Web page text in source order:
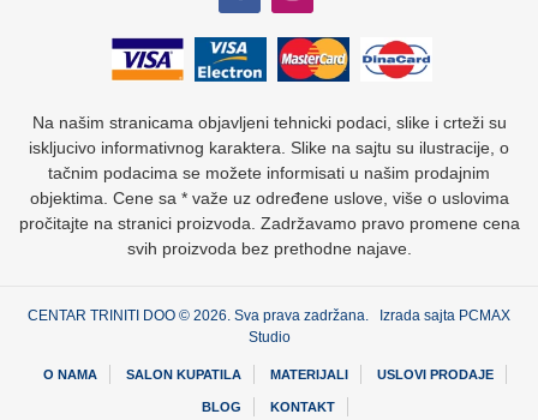
Na našim stranicama objavljeni tehnicki podaci, slike i crteži su
iskljucivo informativnog karaktera. Slike na sajtu su ilustracije, o
tačnim podacima se možete informisati u našim prodajnim
objektima. Cene sa * važe uz određene uslove, više o uslovima
pročitajte na stranici proizvoda. Zadržavamo pravo promene cena
svih proizvoda bez prethodne najave.
CENTAR TRINITI DOO © 2026. Sva prava zadržana. Izrada sajta PCMAX
Studio
O NAMA SALON KUPATILA MATERIJALI USLOVI PRODAJE
BLOG KONTAKT